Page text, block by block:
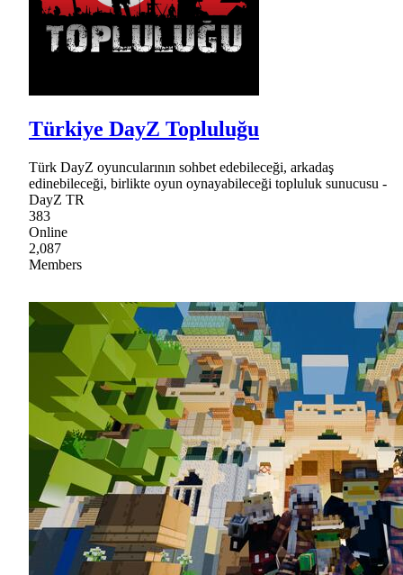
Türkiye DayZ Topluluğu
Türk DayZ oyuncularının sohbet edebileceği, arkadaş
edinebileceği, birlikte oyun oynayabileceği topluluk sunucusu -
DayZ TR
383
Online
2,087
Members